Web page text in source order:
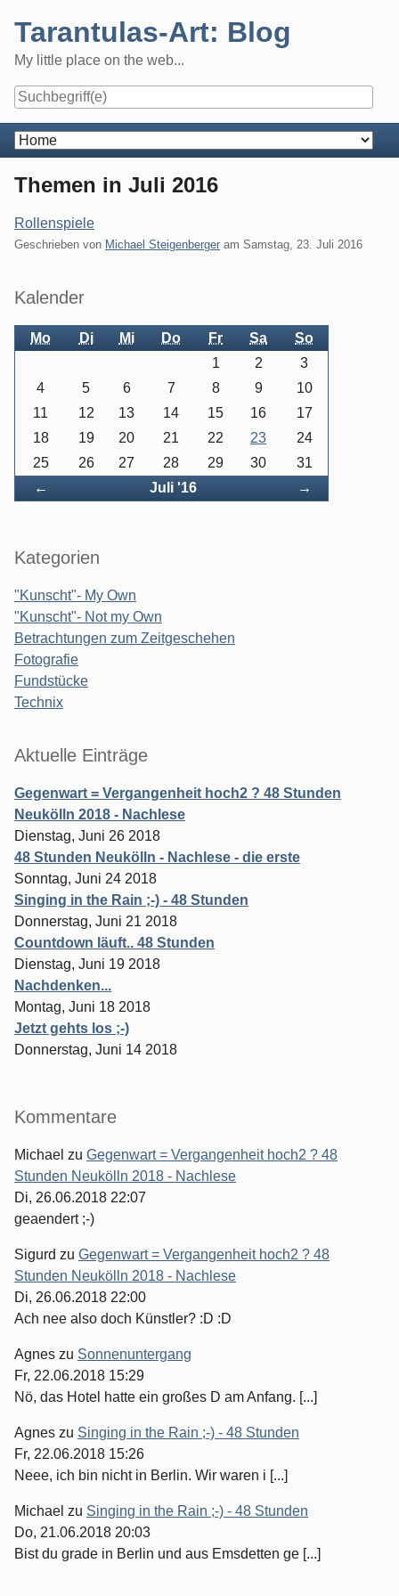
content
Tarantulas-Art: Blog
My little place on the web...
Navigation
Themen in Juli 2016
Rollenspiele
Geschrieben von Michael Steigenberger am Samstag, 23. Juli 2016
Seitenleiste
Kalender
Mo Di Mi Do Fr Sa So
← Juli '16 Vorwärts
→
1 2
3
4
5 6 7 8 9
10
11
12 13 14 15 16
17
18
19 20 21 22 23
24
25
26 27 28 29 30 31
Kategorien
"Kunscht"- My Own
"Kunscht"- Not my Own
Betrachtungen zum Zeitgeschehen
Fotografie
Fundstücke
Technix
Aktuelle Einträge
Gegenwart = Vergangenheit hoch2 ? 48 Stunden
Neukölln 2018 - Nachlese
Dienstag, Juni 26 2018
48 Stunden Neukölln - Nachlese - die erste
Sonntag, Juni 24 2018
Singing in the Rain ;-) - 48 Stunden
Donnerstag, Juni 21 2018
Countdown läuft.. 48 Stunden
Dienstag, Juni 19 2018
Nachdenken...
Montag, Juni 18 2018
Jetzt gehts los ;-)
Donnerstag, Juni 14 2018
Kommentare
Michael zu Gegenwart = Vergangenheit hoch2 ? 48
Stunden Neukölln 2018 - Nachlese
Di, 26.06.2018 22:07
geaendert ;-)
Sigurd zu Gegenwart = Vergangenheit hoch2 ? 48
Stunden Neukölln 2018 - Nachlese
Di, 26.06.2018 22:00
Ach nee also doch Künstler? :D :D
Agnes zu Sonnenuntergang
Fr, 22.06.2018 15:29
Nö, das Hotel hatte ein großes D am Anfang. [...]
Agnes zu Singing in the Rain ;-) - 48 Stunden
Fr, 22.06.2018 15:26
Neee, ich bin nicht in Berlin. Wir waren i [...]
Michael zu Singing in the Rain ;-) - 48 Stunden
Do, 21.06.2018 20:03
Bist du grade in Berlin und aus Emsdetten ge [...]